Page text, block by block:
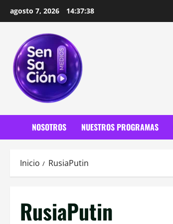
agosto 7, 2026 14:37:39
NOSOTROS NUESTROS PROGRAMAS
Inicio RusiaPutin
RusiaPutin